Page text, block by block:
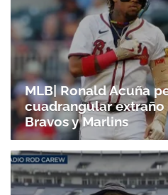
MLB| Ronald Acuña
cuadrangular
Bravos y Marlins